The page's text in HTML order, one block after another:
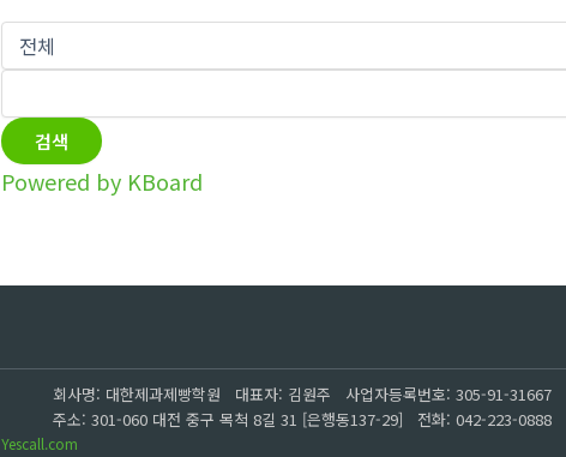
검색
Powered by KBoard
회사명: 대한제과제빵학원 대표자: 김원주 사업자등록번호: 305-91-31667
주소: 301-060 대전 중구 목척 8길 31 [은행동137-29] 전화: 042-223-0888
Yescall.com